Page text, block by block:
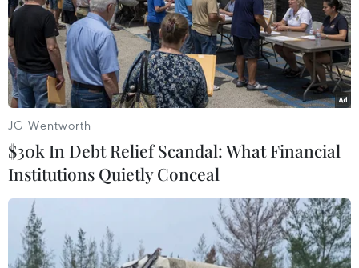
nhân viên làm việc từ xa có mặt tại văn phòng.
JG Wentworth
$30k In Debt Relief Scandal: What Financial
Institutions Quietly Conceal